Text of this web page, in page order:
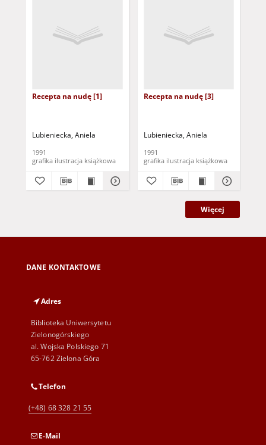
Recepta na nudę [1]
Lubieniecka, Aniela
1991
grafika ilustracja książkowa
Recepta na nudę [3]
Lubieniecka, Aniela
1991
grafika ilustracja książkowa
Więcej
DANE KONTAKTOWE
Adres
Biblioteka Uniwersytetu
Zielonogórskiego
al. Wojska Polskiego 71
65-762 Zielona Góra
Telefon
(+48) 68 328 21 55
E-Mail